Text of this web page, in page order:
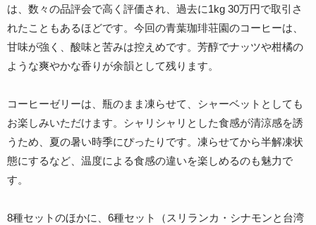
は、数々の品評会で高く評価され、過去に1kg 30万円で取引さ
れたこともあるほどです。今回の青葉珈琲荘園のコーヒーは、
甘味が強く、酸味と苦みは控えめです。芳醇でナッツや柑橘の
ような爽やかな香りが余韻として残ります。
コーヒーゼリーは、瓶のまま凍らせて、シャーベットとしても
お楽しみいただけます。シャリシャリとした食感が清涼感を誘
うため、夏の暑い時季にぴったりです。凍らせてから半解凍状
態にするなど、温度による食感の違いを楽しめるのも魅力で
す。
8種セットのほかに、6種セット（スリランカ・シナモンと台湾